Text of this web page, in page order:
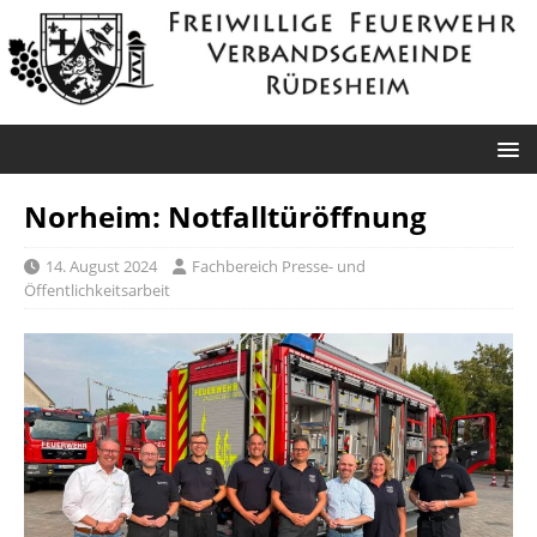
Norheim: Notfalltüröffnung
14. August 2024
Fachbereich Presse- und
Öffentlichkeitsarbeit